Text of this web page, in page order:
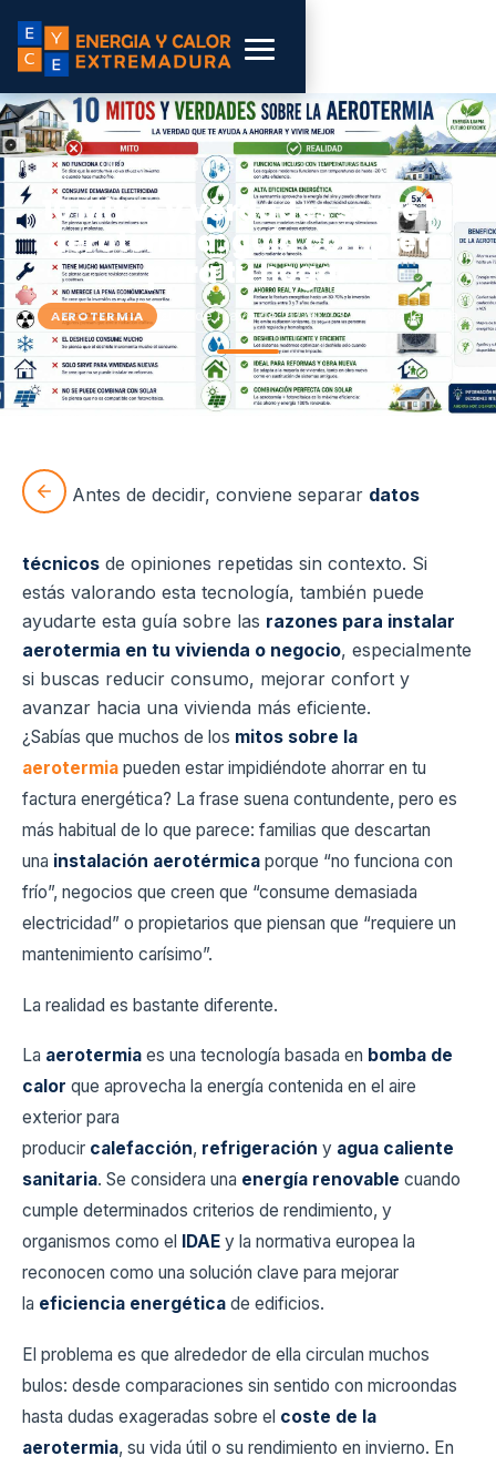
INICIO BLOG › AEROTERMIA
10 Mitos y verdades sobre la
aerotermia: guía completa
para tu hogar
AEROTERMIA 📅 14 de mayo de 2026⏱ 32 min de lectura
Antes de decidir, conviene separar datos
técnicos de opiniones repetidas sin contexto. Si
estás valorando esta tecnología, también puede
ayudarte esta guía sobre las razones para instalar
aerotermia en tu vivienda o negocio, especialmente
si buscas reducir consumo, mejorar confort y
avanzar hacia una vivienda más eficiente.
¿Sabías que muchos de los mitos sobre la
aerotermia pueden estar impidiéndote ahorrar en tu
factura energética? La frase suena contundente, pero es
más habitual de lo que parece: familias que descartan
una instalación aerotérmica porque “no funciona con
frío”, negocios que creen que “consume demasiada
electricidad” o propietarios que piensan que “requiere un
mantenimiento carísimo”.
La realidad es bastante diferente.
La aerotermia es una tecnología basada en bomba de
calor que aprovecha la energía contenida en el aire
exterior para
producir calefacción, refrigeración y agua caliente
sanitaria. Se considera una energía renovable cuando
cumple determinados criterios de rendimiento, y
organismos como el
IDAE y la normativa europea la
reconocen como una solución clave para mejorar
la eficiencia energética de edificios.
El problema es que alrededor de ella circulan muchos
bulos: desde comparaciones sin sentido con microondas
hasta dudas exageradas sobre el coste de la
aerotermia, su vida útil o su rendimiento en invierno. En